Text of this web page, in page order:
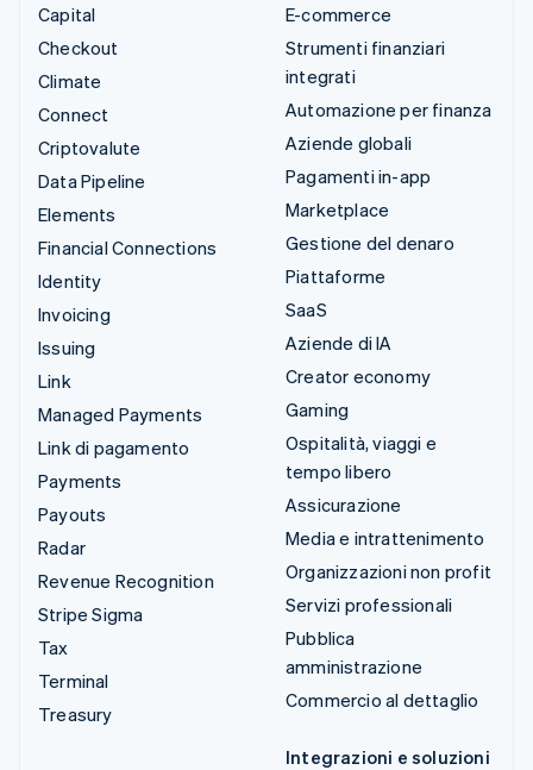
Capital
Checkout
Climate
Connect
Criptovalute
Data Pipeline
Elements
Financial Connections
Identity
Invoicing
Issuing
Link
Managed Payments
Link di pagamento
Payments
Payouts
Radar
Revenue Recognition
Stripe Sigma
Tax
Terminal
Treasury
E-commerce
Strumenti finanziari
integrati
Automazione per finanza
Aziende globali
Pagamenti in-app
Marketplace
Gestione del denaro
Piattaforme
SaaS
Aziende di IA
Creator economy
Gaming
Ospitalità, viaggi e
tempo libero
Assicurazione
Media e intrattenimento
Organizzazioni non profit
Servizi professionali
Pubblica
amministrazione
Commercio al dettaglio
Integrazioni e soluzioni